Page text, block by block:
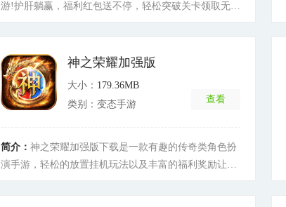
游!护肝躺赢，福利红包送不停，轻松突破关卡领取无限
收益，从此不当游戏打工仔。随玩随停，游戏生活两不
误。- 策略对战看似简单的六人英雄阵容，实际能搭配
出无数策略玩法!英雄光环，阵营克制，阵型搭配，组合
羁绊等等这些无不是体现策略玄机，只要合理放置，就
神话故事，采集了各国神话任务形象，宛如史诗古籍中
的插画!英雄的造型细节均对应神话故事中进行了专属定
神之荣耀加强版
大小： 179.36MB
类别：变态手游
查看
简介： 神之荣耀加强版下载是一款有趣的传奇类角色扮
演手游，轻松的放置挂机玩法以及丰富的福利奖励让玩